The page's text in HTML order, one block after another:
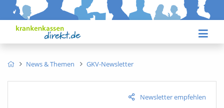
News & Themen GKV-Newsletter
Newsletter empfehlen